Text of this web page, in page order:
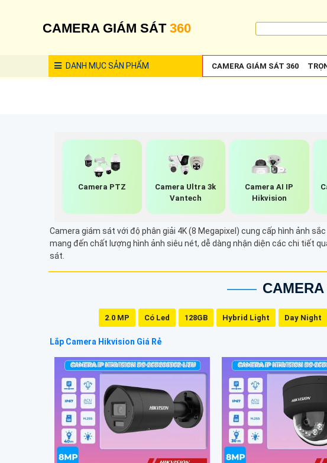
CAMERA GIÁM SÁT 360
DANH MỤCSẢN PHẨM CAMERA GIÁM SÁT 360
Camera PTZ
Camera Ultra 3k
Vantech
Camera AI IP
Hikvision
Camera giám sát với độ phân giải 4K (8 Megapixel) cung cấp hình ảnh
mang đến chất lượng hình ảnh siêu nét, dễ dàng nhận diện các chi tiết
sát.
2.0 MP Có Led 128GB Hybrid Light Day Night
Lắp Camera Hikvision Giá Rẻ